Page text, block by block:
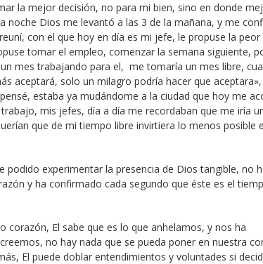
la mejor decisión, no para mi bien, sino en donde
noche Dios me levantó a las 3 de la mañana, y me
con el que hoy en día es mi jefe, le propuse la
tomar el empleo, comenzar la semana siguiente,
mes trabajando para el, me tomaría un mes libre,
aceptará, solo un milagro podría hacer que
estaba ya mudándome a la ciudad que hoy me
mis jefes, día a día me recordaban que me iría
que de mi tiempo libre invirtiera lo menos posible
experimentar la presencia de Dios tangible, no
y ha confirmado cada segundo que éste es el
El sabe que es lo que anhelamos, y nos ha
no hay nada que se pueda poner en nuestra
El puede doblar entendimientos y voluntades si